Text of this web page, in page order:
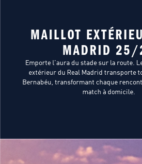
MAILLOT
MADRID 25/
Emporte l'aura du stade sur la route.
extérieur du Real Madrid transporte
Bernabéu, transformant chaque
match à domicile.